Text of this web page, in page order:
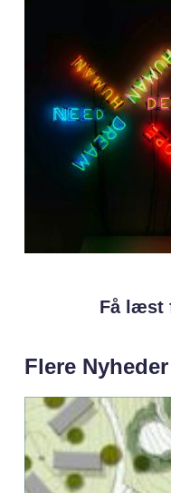
Få læst
Flere Nyheder